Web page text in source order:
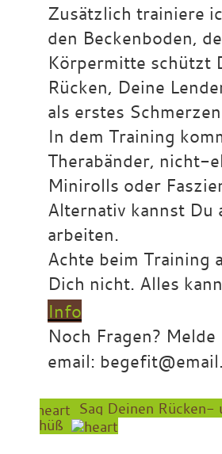
Zusätzlich trainiere
den Beckenboden,
Körpermitte schützt
Rücken, Deine
als erstes
In dem Training
Therabänder, nicht-
Minirolls oder
Alternativ kannst Du
arbeiten.
Achte beim Training
Dich nicht. Alles
Info
Noch Fragen?
email:
Sag Deinen Rücken-
Tschüß